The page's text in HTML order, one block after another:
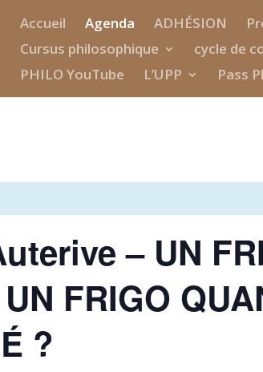
Accueil Agenda ADHÉSION
Cursus philosophique
cycle de
PHILO YouTube
L’UPP Pass
– UN
FRIGO
?